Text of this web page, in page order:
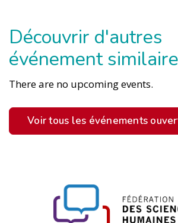
Découvrir d'autres
événement
There are no upcoming events.
Voir tous les événements